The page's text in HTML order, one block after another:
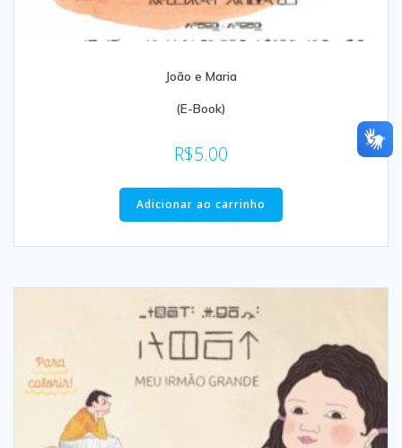
João e Maria
(E-Book)
R$5.00
Adicionar ao carrinho